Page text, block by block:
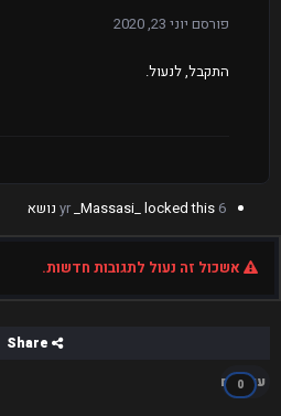
פורסם יוני 23, 2020
התקבל, לנעול.
6 yr
_Massasi_locked this נושא
אשכול זה נעול לתגובות חדשות.
עוקבים
0